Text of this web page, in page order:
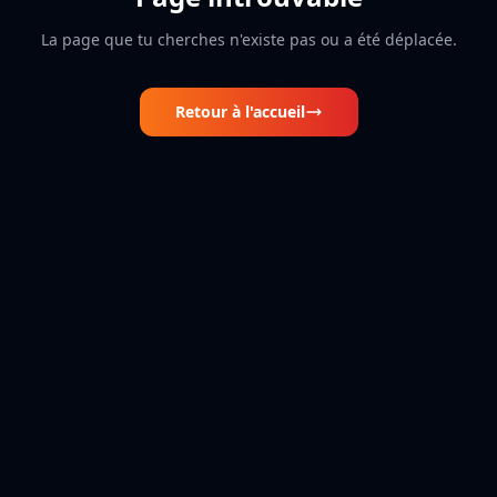
La page que tu cherches n'existe pas ou a été déplacée.
Retour à l'accueil